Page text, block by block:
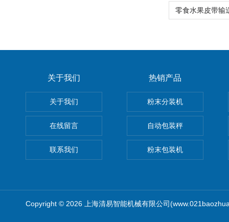
关于我们
关于我们
在线留言
联系我们
热销产品
粉末分装机
自动包装秤
粉末包装机
Copyright © 2026 上海清易智能机械有限公司